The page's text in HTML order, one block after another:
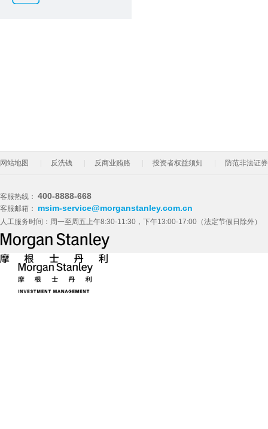
网站地图 反洗钱 反商业贿赂 投资者权益须知 防范非法证
客服热线： 400-8888-668
客服邮箱： msim-service@morganstanley.com.cn
人工服务时间：周一至周五上午8:30-11:30，下午13:00-17:00（法定节假日除外）